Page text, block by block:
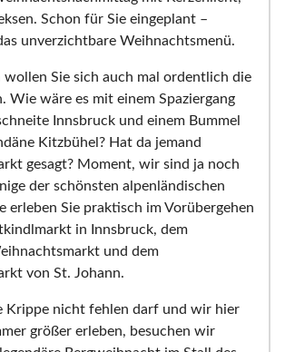
Schon für Sie eingeplant –
unverzichtbare Weihnachtsmenü.
Sie sich auch mal ordentlich die
Wie wäre es mit einem Spaziergang
Innsbruck und einem Bummel
Kitzbühel? Hat da jemand
gesagt? Moment, wir sind ja noch
der schönsten alpenländischen
erleben Sie praktisch im Vorübergehen
in Innsbruck, dem
und dem
von St. Johann.
Krippe nicht fehlen darf und wir hier
größer erleben, besuchen wir